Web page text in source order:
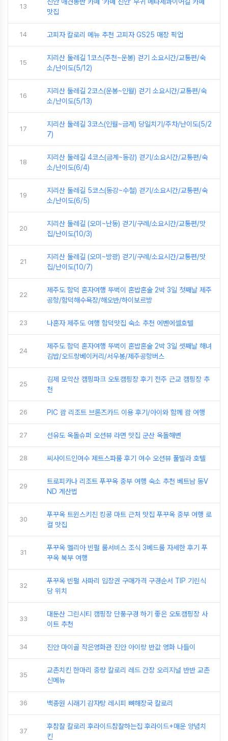
13
맛집
14 고피자 칼로리 메뉴 추천 고피자 GS25 매장 픽업
15
지리산 둘레길 1코스(주천~운봉) 걷기 소요시간/교통편/숙
소/난이도(5/12)
16
지리산 둘레길 2코스(운봉~인월) 걷기 소요시간/교통편/숙
소/난이도(5/13)
17
지리산 둘레길 3코스(인월~금계) 당일치기/주차/난이도(5/2
7)
18
지리산 둘레길 4코스(금계~동강) 걷기/소요시간/교통편/숙
소/난이도(6/4)
19
지리산 둘레길 5코스(동강~수철) 걷기/소요시간/교통편/숙
소/난이도(6/5)
20
지리산 둘레길 (오미~난동) 걷기/구례/소요시간/교통편/맛
집/난이도(10/3)
21
지리산 둘레길 (오미~방광) 걷기/구례/소요시간/교통편/맛
집/난이도(10/7)
22
제주도 함덕 혼자여행 뚜벅이 혼밥혼술 2박 3일 첫째날 제주
공항/함덕해수욕장/해오반/하이보르방
23 나혼자 제주도 여행 함덕맛집 숙소 추천 에벤에셀호텔
24
제주도 함덕 혼자여행 뚜벅이 혼밥혼술 2박 3일 셋째날 해녀
김밥/오드랑베이커리/서우봉/제주공항버스
25
김제 모악산 캠핑파크 오토캠핑장 후기 전주 근교 캠핑장 추
천
26 PIC 괌 리조트 브론즈카드 이용 후기/아이와 함께 괌 여행
27 선유도 옥돌슈퍼 오션뷰 라면 맛집 군산 옥돌해변
28 씨사이드인여수 제트스파룸 후기 여수 오션뷰 풀빌라 호텔
29
트로피카나 리조트 푸꾸옥 중부 여행 숙소 추천 베트남 동V
ND 계산법
30
푸꾸옥 트윈스키친 킹콩 마트 근처 맛집 푸꾸옥 중부 여행 로
컬 맛집
31
푸꾸옥 멜리아 빈펄 룸서비스 조식 3베드룸 자세한 후기 푸
꾸옥 북부 여행
32
푸꾸옥 빈펄 사파리 입장권 구매가격 구경순서 TIP 기린식
당 위치
33
대둔산 그린시티 캠핑장 단풍구경 하기 좋은 오토캠핑장 사
이트 추천
34 진안 마이골 작은영화관 진안 아이랑 반값 영화 나들이
35
교촌치킨 한마리 중량 칼로리 레드 간장 오리지널 반반 교촌
신메뉴
36 백종원 시래기 감자탕 레시피 뼈해장국 칼로리
37
후참잘 칼로리 후라이드참잘하는집 후라이드+매운 양념치
킨